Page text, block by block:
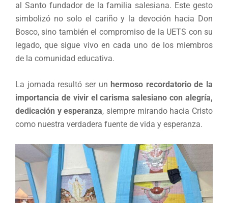
al Santo fundador de la familia salesiana. Este gesto
simbolizó no solo el cariño y la devoción hacia Don
Bosco, sino también el compromiso de la UETS con su
legado, que sigue vivo en cada uno de los miembros
de la comunidad educativa.
La jornada resultó ser unhermoso recordatorio de la
importancia de vivir el carisma salesiano con alegría,
dedicación y esperanza, siempre mirando hacia Cristo
como nuestra verdadera fuente de vida y esperanza.